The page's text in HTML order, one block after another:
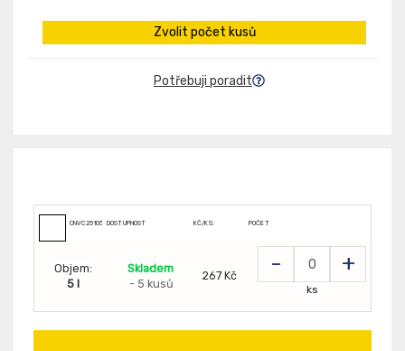
Zvolit počet kusů
Potřebuji poradit
CNVC251050099DOSTUPNOST KČ/KS: POČET
Objem:
5 l
Skladem
- 5 kusů
267 Kč - +
ks